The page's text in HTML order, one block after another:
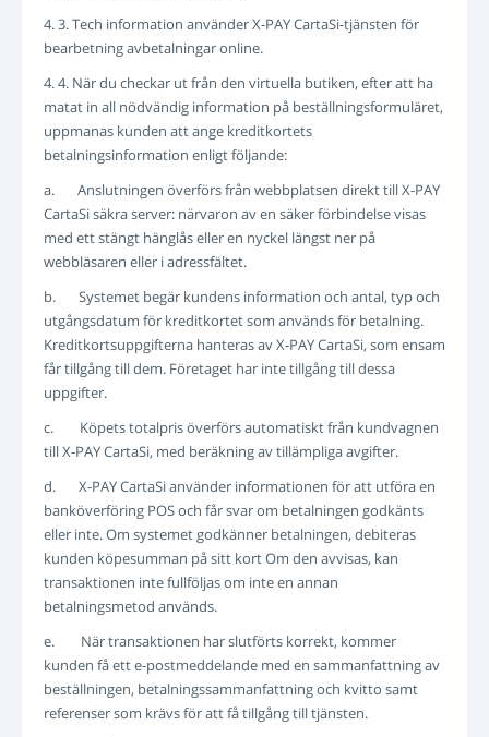
4. 3. Tech information använder X-PAY CartaSi-tjänsten för
bearbetning avbetalningar online.
4. 4. När du checkar ut från den virtuella butiken, efter att ha
matat in all nödvändig information på beställningsformuläret,
uppmanas kunden att ange kreditkortets
betalningsinformation enligt följande:
a. Anslutningen överförs från webbplatsen direkt till X-PAY
CartaSi säkra server: närvaron av en säker förbindelse visas
med ett stängt hänglås eller en nyckel längst ner på
webbläsaren eller i adressfältet.
b. Systemet begär kundens information och antal, typ och
utgångsdatum för kreditkortet som används för betalning.
Kreditkortsuppgifterna hanteras av X-PAY CartaSi, som ensam
får tillgång till dem. Företaget har inte tillgång till dessa
uppgifter.
c. Köpets totalpris överförs automatiskt från kundvagnen
till X-PAY CartaSi, med beräkning av tillämpliga avgifter.
d. X-PAY CartaSi använder informationen för att utföra en
banköverföring POS och får svar om betalningen godkänts
eller inte. Om systemet godkänner betalningen, debiteras
kunden köpesumman på sitt kort Om den avvisas, kan
transaktionen inte fullföljas om inte en annan
betalningsmetod används.
e. När transaktionen har slutförts korrekt, kommer
kunden få ett e-postmeddelande med en sammanfattning av
beställningen, betalningssammanfattning och kvitto samt
referenser som krävs för att få tillgång till tjänsten.